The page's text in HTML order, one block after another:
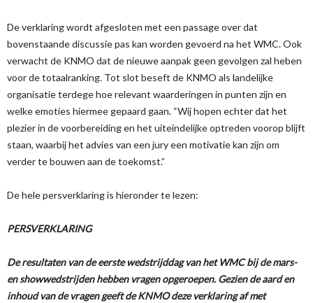
De verklaring wordt afgesloten met een passage over dat
bovenstaande discussie pas kan worden gevoerd na het WMC. Ook
verwacht de KNMO dat de nieuwe aanpak geen gevolgen zal heben
voor de totaalranking. Tot slot beseft de KNMO als landelijke
organisatie terdege hoe relevant waarderingen in punten zijn en
welke emoties hiermee gepaard gaan. “Wij hopen echter dat het
plezier in de voorbereiding en het uiteindelijke optreden voorop blijft
staan, waarbij het advies van een jury een motivatie kan zijn om
verder te bouwen aan de toekomst.”
De hele persverklaring is hieronder te lezen:
PERSVERKLARING
De resultaten van de eerste wedstrijddag van het WMC bij de mars-
en showwedstrijden hebben vragen opgeroepen. Gezien de aard en
inhoud van de vragen geeft de KNMO deze verklaring af met